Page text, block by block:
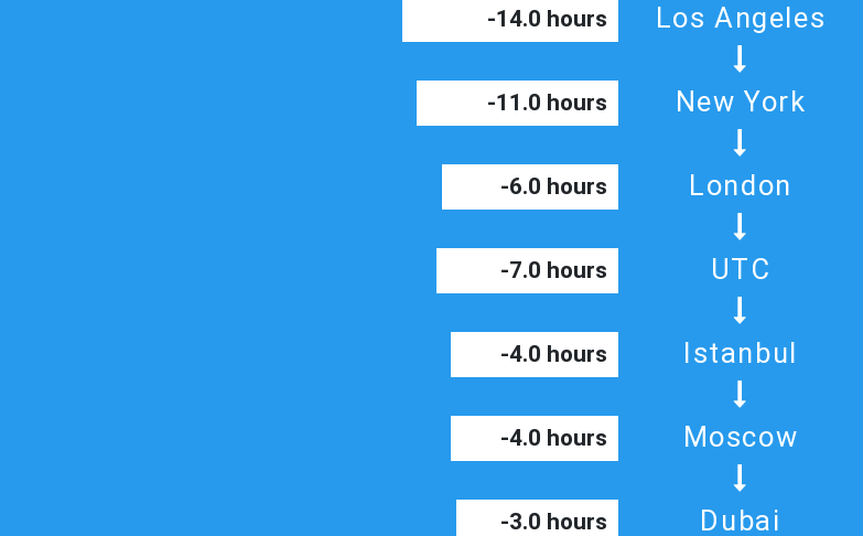
Los Angeles
-14.0 hours
New York
-11.0 hours
London
-6.0 hours
UTC
-7.0 hours
Istanbul
-4.0 hours
Moscow
-4.0 hours
Dubai
-3.0 hours